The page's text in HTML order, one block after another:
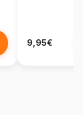
9,95€